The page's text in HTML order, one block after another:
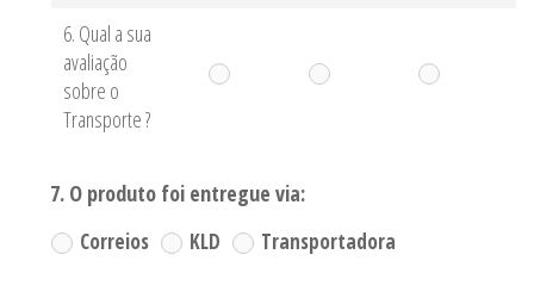
6. Qual a sua
avaliação
sobre o
Transporte ?
7. O produto foi entregue via:
Correios KLD Transportadora